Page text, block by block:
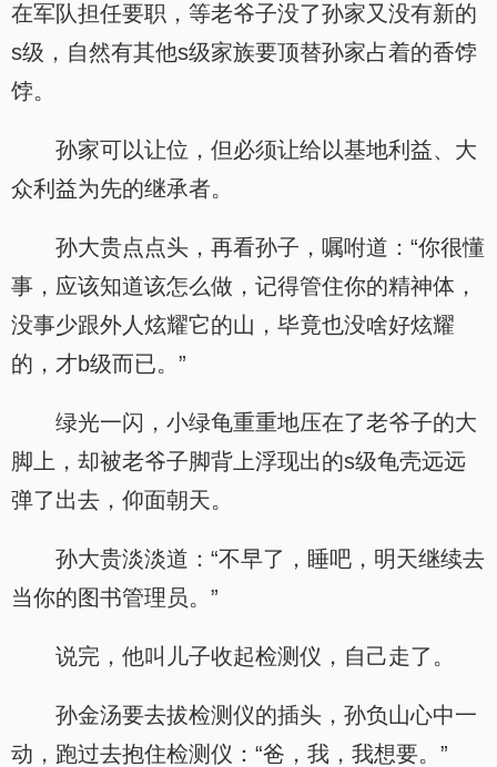
在军队担任要职，等老爷子没了孙家又没有新的
s级，自然有其他s级家族要顶替孙家占着的香饽
饽。
孙家可以让位，但必须让给以基地利益、大
众利益为先的继承者。
孙大贵点点头，再看孙子，嘱咐道：“你很懂
事，应该知道该怎么做，记得管住你的精神体，
没事少跟外人炫耀它的山，毕竟也没啥好炫耀
的，才b级而已。”
绿光一闪，小绿龟重重地压在了老爷子的大
脚上，却被老爷子脚背上浮现出的s级龟壳远远
弹了出去，仰面朝天。
孙大贵淡淡道：“不早了，睡吧，明天继续去
当你的图书管理员。”
说完，他叫儿子收起检测仪，自己走了。
孙金汤要去拔检测仪的插头，孙负山心中一
动，跑过去抱住检测仪：“爸，我，我想要。”